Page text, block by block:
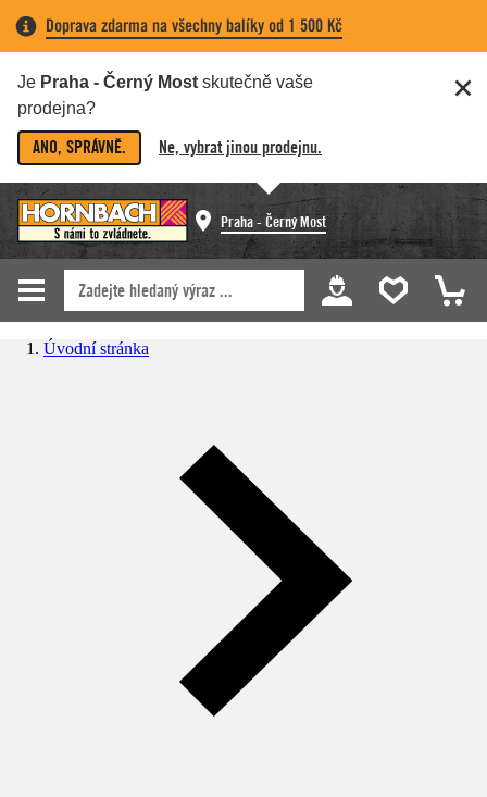
Doprava zdarma na všechny balíky od 1 500 Kč
Je Praha - Černý Most skutečně vaše
prodejna?
ANO, SPRÁVNĚ. Ne, vybrat jinou prodejnu.
Praha - Černý Most
Úvodní stránka